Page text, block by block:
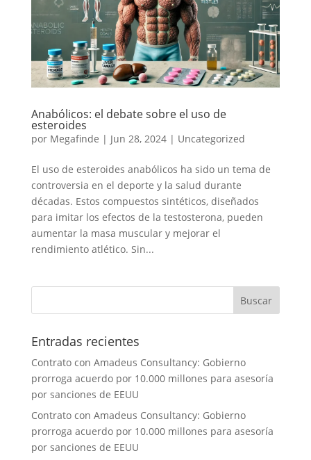
Anabólicos: el debate sobre el uso de
esteroides
por Megafinde | Jun 28, 2024| Uncategorized
El uso de esteroides anabólicos ha sido un tema de
controversia en el deporte y la salud durante
décadas. Estos compuestos sintéticos, diseñados
para imitar los efectos de la testosterona, pueden
aumentar la masa muscular y mejorar el
rendimiento atlético. Sin...
Entradas recientes
Contrato con Amadeus Consultancy: Gobierno
prorroga acuerdo por 10.000 millones para asesoría
por sanciones de EEUU
Contrato con Amadeus Consultancy: Gobierno
prorroga acuerdo por 10.000 millones para asesoría
por sanciones de EEUU